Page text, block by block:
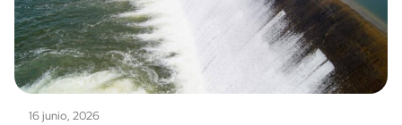
16 junio, 2026